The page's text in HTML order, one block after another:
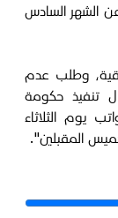
الشهر السادس
وطلب عدم
تنفيذ حكومة
يوم الثلاثاء
المقبلين".